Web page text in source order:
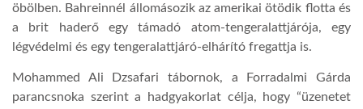
GLOBOZSARU
öbölben. Bahreinnél állomásozik az amerikai ötödik flotta és
a brit haderő egy támadó atom-tengeralattjárója, egy
légvédelmi és egy tengeralattjáró-elhárító fregattja is.
Mohammed Ali Dzsafari tábornok, a Forradalmi Gárda
parancsnoka szerint a hadgyakorlat célja, hogy “üzenetet